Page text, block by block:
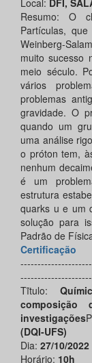
Local: DFI,
Resumo: O
Partículas,
Weinberg-
muito sucesso
meio século.
vários
problemas
gravidade. O
quando um
uma análise
o próton tem,
nenhum
é um
estrutura
quarks u e um
solução para
Padrão de
Certificação
Tĩtulo:
composição
investigações
(DQI-UFS)
Dia: 27/10/2022
Horário: 10h